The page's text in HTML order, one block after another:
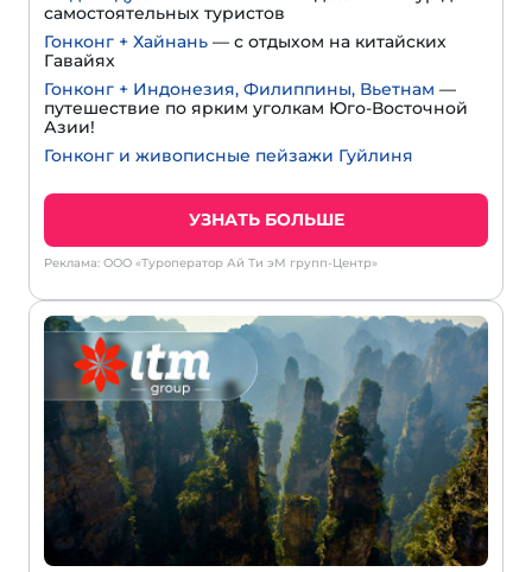
самостоятельных туристов
Гонконг + Хайнань — с отдыхом на китайских
Гавайях
Гонконг + Индонезия, Филиппины, Вьетнам —
путешествие по ярким уголкам Юго-Восточной
Азии!
Гонконг и живописные пейзажи Гуйлиня
УЗНАТЬ БОЛЬШЕ
Реклама: ООО «Туроператор Ай Ти эМ групп-Центр»